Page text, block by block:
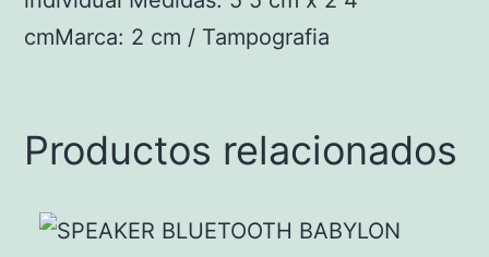
cmMarca: 2 cm / Tampografia
Productos relacionados